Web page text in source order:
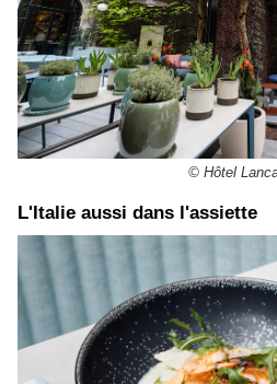
© Hôtel
L'Italie aussi dans l'assiette